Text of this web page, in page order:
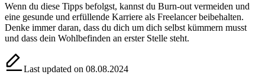
Wenn du diese Tipps befolgst, kannst du Burn-out vermeiden und
eine gesunde und erfüllende Karriere als Freelancer beibehalten.
Denke immer daran, dass du dich um dich selbst kümmern musst
und dass dein Wohlbefinden an erster Stelle steht.
Last updated on 08.08.2024